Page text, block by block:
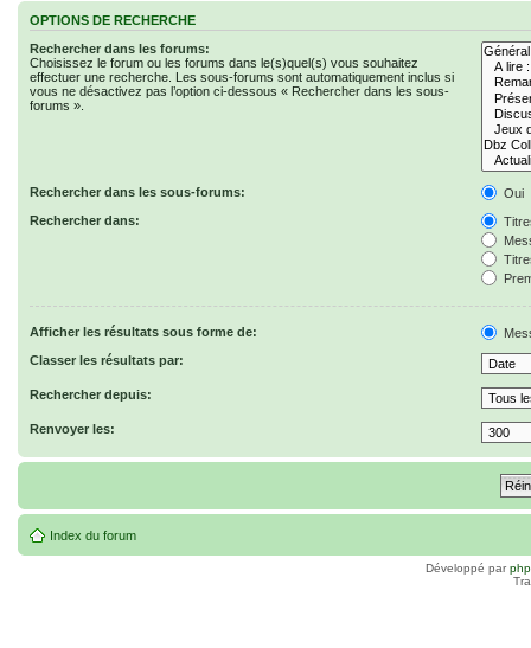
OPTIONS DE RECHERCHE
Rechercher dans les forums:
Choisissez le forum ou les forums dans le(s)quel(s) vous souhaitez
effectuer une recherche. Les sous-forums sont automatiquement inclus si
vous ne désactivez pas l’option ci-dessous « Rechercher dans les sous-
forums ».
Rechercher dans les sous-forums:
Oui
Rechercher dans:
Afficher les résultats sous forme de:
Classer les résultats par:
Rechercher depuis:
Renvoyer les:
Index du forum
Développé par